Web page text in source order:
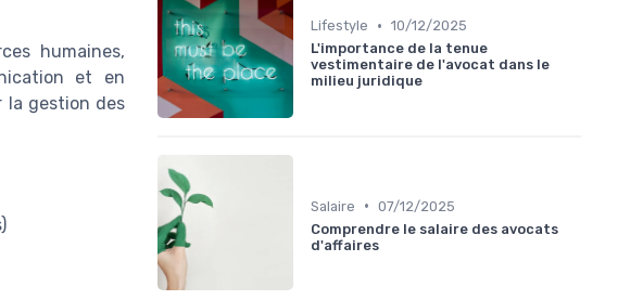
humaines,
et en
la gestion des
Lifestyle • 10/12/2025
L'importance de la tenue
vestimentaire de l'avocat dans le
milieu juridique
Salaire • 07/12/2025
Comprendre le salaire des avocats
d'affaires